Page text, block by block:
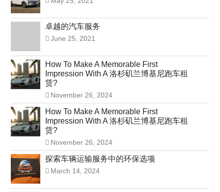
卓越的汽车服务
June 25, 2021
How To Make A Memorable First
Impression With A 洛杉矶兰博基尼跑车租
赁?
November 26, 2024
How To Make A Memorable First
Impression With A 洛杉矶兰博基尼跑车租
赁?
November 26, 2024
探索车辆运输服务中的环保选项
March 14, 2024